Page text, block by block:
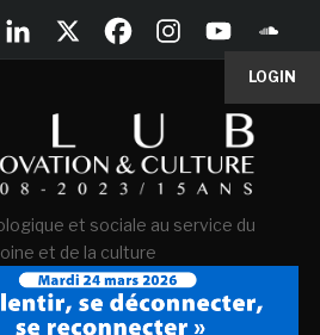
LOGIN
et sociale au service du
et de la culture